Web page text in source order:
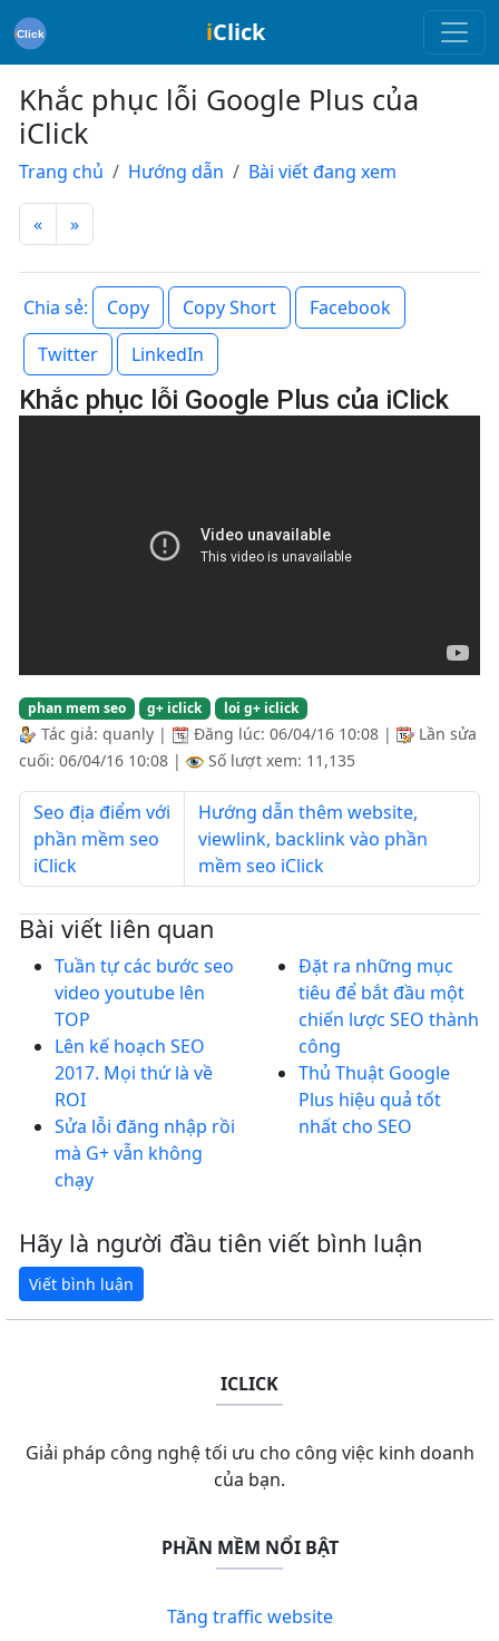
iClick
Khắc phục lỗi Google Plus của
iClick
Trang chủ Hướng dẫn Bài viết đang xem
« »
Chia sẻ: Copy Copy Short
Facebook
Twitter
LinkedIn
Khắc phục lỗi Google Plus của iClick
phan mem seo g+ iclick loi g+ iclick
Tác giả: quanly | Đăng lúc: 06/04/16 10:08 |
Lần sửa
cuối: 06/04/16 10:08 | Số lượt xem: 11,135
Seo địa điểm với
phần mềm seo
iClick
Hướng dẫn thêm website,
viewlink, backlink vào phần
mềm seo iClick
Bài viết liên quan
Tuần tự các bước seo
video youtube lên
TOP
Lên kế hoạch SEO
2017. Mọi thứ là về
ROI
Sửa lỗi đăng nhập rồi
mà G+ vẫn không
chạy
Đặt ra những mục
tiêu để bắt đầu một
chiến lược SEO thành
công
Thủ Thuật Google
Plus hiệu quả tốt
nhất cho SEO
Hãy là người đầu tiên viết bình luận
ICLICK
Giải pháp công nghệ tối ưu cho công việc kinh doanh
của bạn.
PHẦN MỀM NỔI BẬT
Tăng traffic website